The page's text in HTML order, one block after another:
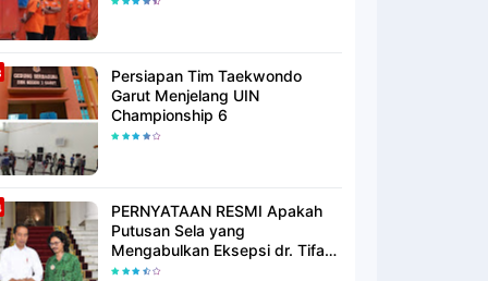
Persiapan Tim Taekwondo
Garut Menjelang UIN
Championship 6
PERNYATAAN RESMI Apakah
Putusan Sela yang
Mengabulkan Eksepsi dr. Tifa
Membuktikan atau Semakin